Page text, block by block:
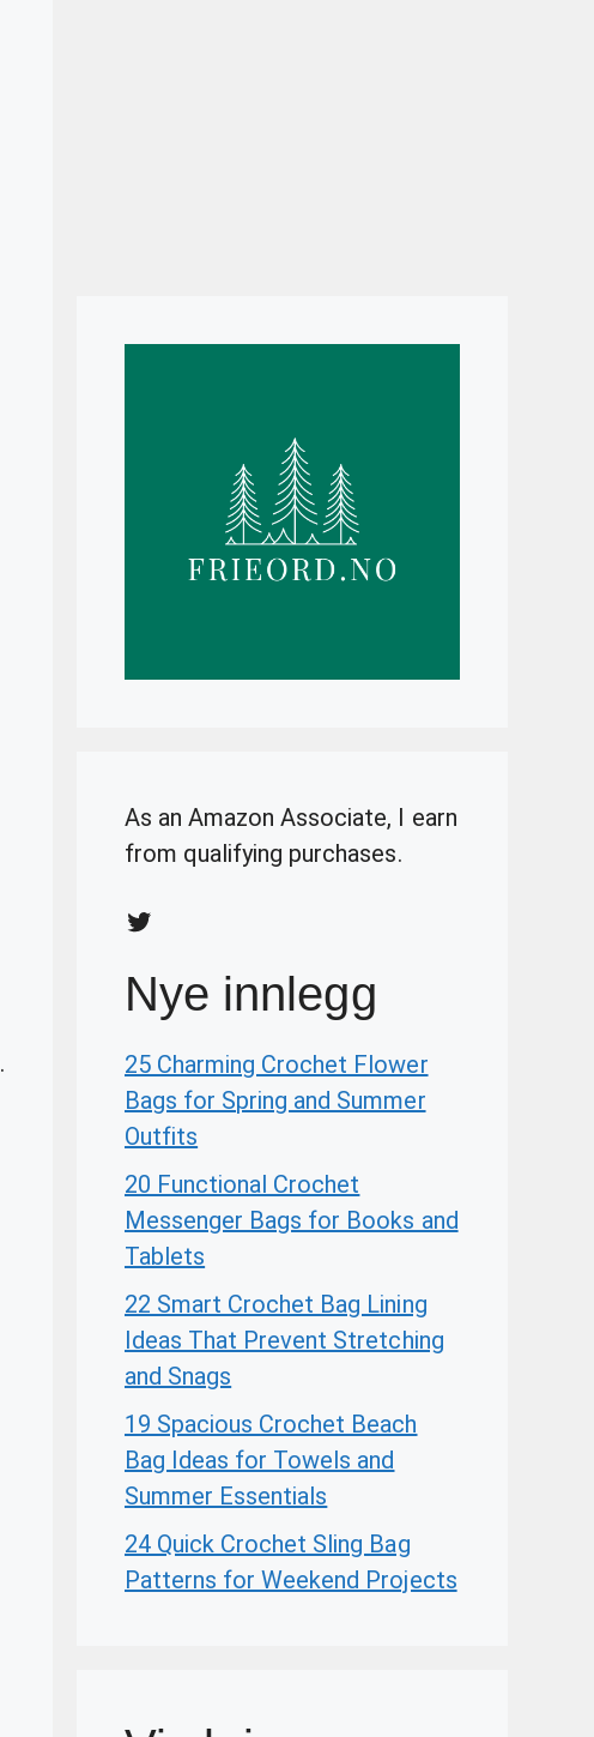
.
As an Amazon Associate, I earn
from qualifying purchases.
Twitter
Nye innlegg
25 Charming Crochet Flower
Bags for Spring and Summer
Outfits
20 Functional Crochet
Messenger Bags for Books and
Tablets
22 Smart Crochet Bag Lining
Ideas That Prevent Stretching
and Snags
19 Spacious Crochet Beach
Bag Ideas for Towels and
Summer Essentials
24 Quick Crochet Sling Bag
Patterns for Weekend Projects